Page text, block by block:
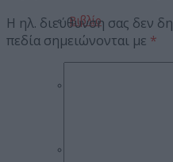
Βιβλίο
Η ηλ. διεύθυνση σας δεν
πεδία σημειώνονται με *